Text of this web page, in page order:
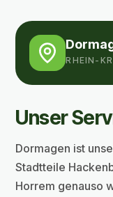
RHEIN-
Unser
Dormagen ist
Stadtteile
Horrem genauso